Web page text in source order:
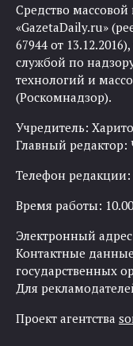
Средство
«GazetaDaily.ru»
67944 от
службой по
технологий и
(Роскомнадзор).
Учредитель:
Главный редактор:
Телефон редакции:
Время работы:
Электронный
Контактные
государственных
Для
Проект агентства